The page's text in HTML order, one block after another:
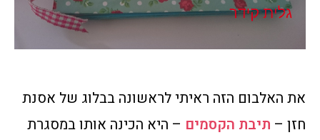
את האלבום הזה ראיתי לראשונה בבלוג של אסנת
חזן – תיבת הקסמים – היא הכינה אותו במסגרת